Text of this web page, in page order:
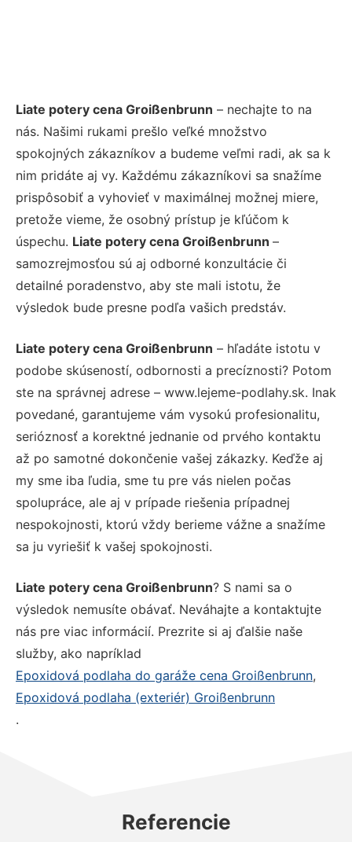
Liate potery cena Groißenbrunn – nechajte to na
nás. Našimi rukami prešlo veľké množstvo
spokojných zákazníkov a budeme veľmi radi, ak sa k
nim pridáte aj vy. Každému zákazníkovi sa snažíme
prispôsobiť a vyhovieť v maximálnej možnej miere,
pretože vieme, že osobný prístup je kľúčom k
úspechu. Liate potery cena Groißenbrunn –
samozrejmosťou sú aj odborné konzultácie či
detailné poradenstvo, aby ste mali istotu, že
výsledok bude presne podľa vašich predstáv.
Liate potery cena Groißenbrunn – hľadáte istotu v
podobe skúseností, odbornosti a precíznosti? Potom
ste na správnej adrese – www.lejeme-podlahy.sk. Inak
povedané, garantujeme vám vysokú profesionalitu,
serióznosť a korektné jednanie od prvého kontaktu
až po samotné dokončenie vašej zákazky. Keďže aj
my sme iba ľudia, sme tu pre vás nielen počas
spolupráce, ale aj v prípade riešenia prípadnej
nespokojnosti, ktorú vždy berieme vážne a snažíme
sa ju vyriešiť k vašej spokojnosti.
Liate potery cena Groißenbrunn? S nami sa o
výsledok nemusíte obávať. Neváhajte a kontaktujte
nás pre viac informácií. Prezrite si aj ďalšie naše
služby, ako napríklad
Epoxidová podlaha do garáže cena Groißenbrunn,
Epoxidová podlaha (exteriér) Groißenbrunn
.
Referencie